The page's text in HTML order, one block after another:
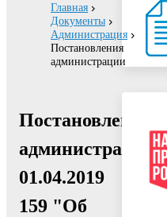
Главная
Документы
Администрация
Постановления
администрации
Постановление
администрации
01.04.2019
159 "Об